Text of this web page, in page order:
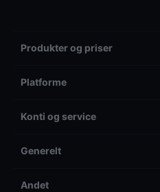
Produkter og priser
Platforme
Konti og service
Generelt
Andet